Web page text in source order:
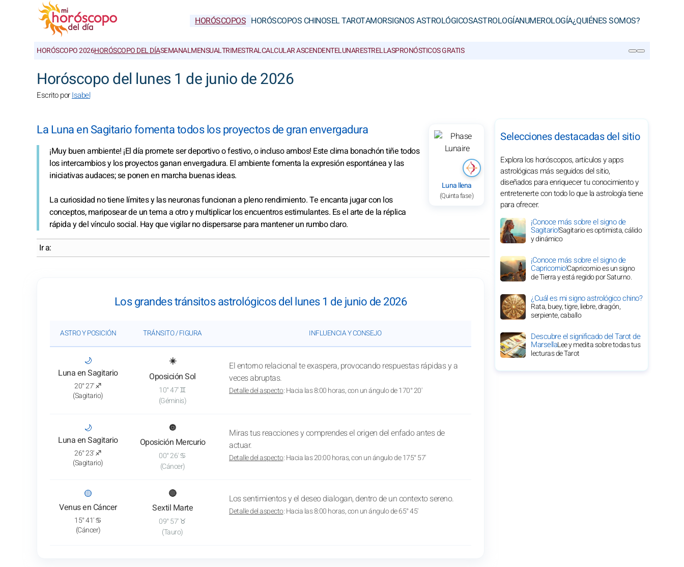
HORÓSCOPOS HORÓSCOPOS CHINOSEL TAROTAMORSIGNOS ASTROLÓGICOSASTROLOGÍANUMEROLOGÍA¿QUIÉNES SOMOS?
HORÓSCOPO 2026HORÓSCOPO DEL DÍASEMANALMENSUALTRIMESTRALCALCULAR ASCENDENTELUNARESTRELLASPRONÓSTICOS GRATIS
Horóscopo del lunes 1 de junio de 2026
Escrito porIsabel
Luna llena
(Quinta fase)
La Luna en Sagitario fomenta todos los proyectos de gran envergadura
¡Muy buen ambiente! ¡El día promete ser deportivo o festivo, o incluso ambos! Este clima bonachón tiñe todos
los intercambios y los proyectos ganan envergadura. El ambiente fomenta la expresión espontánea y las
iniciativas audaces; se ponen en marcha buenas ideas.
La curiosidad no tiene límites y las neuronas funcionan a pleno rendimiento. Te encanta jugar con los
conceptos, mariposear de un tema a otro y multiplicar los encuentros estimulantes. Es el arte de la réplica
rápida y del vínculo social. Hay que vigilar no dispersarse para mantener un rumbo claro.
Ir a:
Los grandes tránsitos astrológicos del lunes 1 de junio de 2026
ASTRO Y POSICIÓN TRÁNSITO / FIGURA INFLUENCIA Y CONSEJO
🌙
Luna en Sagitario
: Ver el análisis del tránsito
20° 27' ♐
(Sagitario)
☀️
Oposición Sol
10° 47' ♊
(Géminis)
El entorno relacional te exaspera, provocando respuestas rápidas y a
veces abruptas.
Detalle del aspecto: Hacia las 8:00 horas, con un ángulo de 170° 20'
🌙
Luna en Sagitario
: Ver el análisis del tránsito
26° 23' ♐
(Sagitario)
🔘
Oposición Mercurio
00° 26' ♋
(Cáncer)
Miras tus reacciones y comprendes el origen del enfado antes de
actuar.
Detalle del aspecto: Hacia las 20:00 horas, con un ángulo de 175° 57'
🟡
Venus en Cáncer
: Ver el análisis del tránsito
15° 41' ♋
(Cáncer)
🔴
Sextil Marte
09° 57' ♉
(Tauro)
Los sentimientos y el deseo dialogan, dentro de un contexto sereno.
Detalle del aspecto: Hacia las 8:00 horas, con un ángulo de 65° 45'
Selecciones destacadas del sitio
Explora los horóscopos, artículos y apps
astrológicas más seguidos del sitio,
diseñados para enriquecer tu conocimiento y
entretenerte con todo lo que la astrología tiene
para ofrecer.
¡Conoce más sobre el signo de
Sagitario!Sagitario es optimista, cálido
y dinámico
¡Conoce más sobre el signo de
Capricornio!Capricornio es un signo
de Tierra y está regido por Saturno.
¿Cuál es mi signo astrológico chino?
Rata, buey, tigre, liebre, dragón,
serpiente, caballo
Descubre el significado del Tarot de
MarsellaLee y medita sobre todas tus
lecturas de Tarot